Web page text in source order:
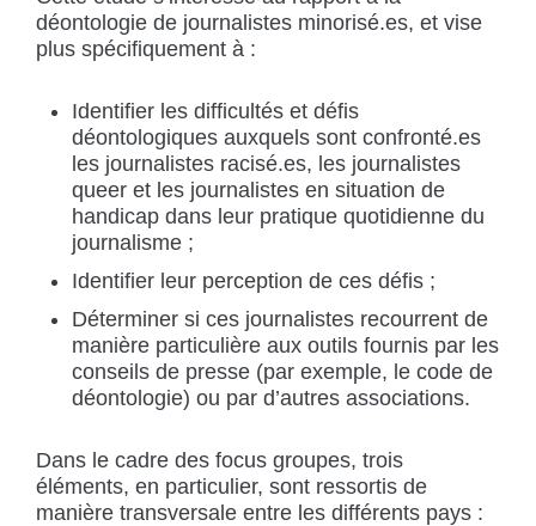
déontologie de journalistes minorisé.es, et vise
plus spécifiquement à :
Identifier les difficultés et défis
déontologiques auxquels sont confronté.es
les journalistes racisé.es, les journalistes
queer et les journalistes en situation de
handicap dans leur pratique quotidienne du
journalisme ;
Identifier leur perception de ces défis ;
Déterminer si ces journalistes recourrent de
manière particulière aux outils fournis par les
conseils de presse (par exemple, le code de
déontologie) ou par d’autres associations.
Dans le cadre des focus groupes, trois
éléments, en particulier, sont ressortis de
manière transversale entre les différents pays :